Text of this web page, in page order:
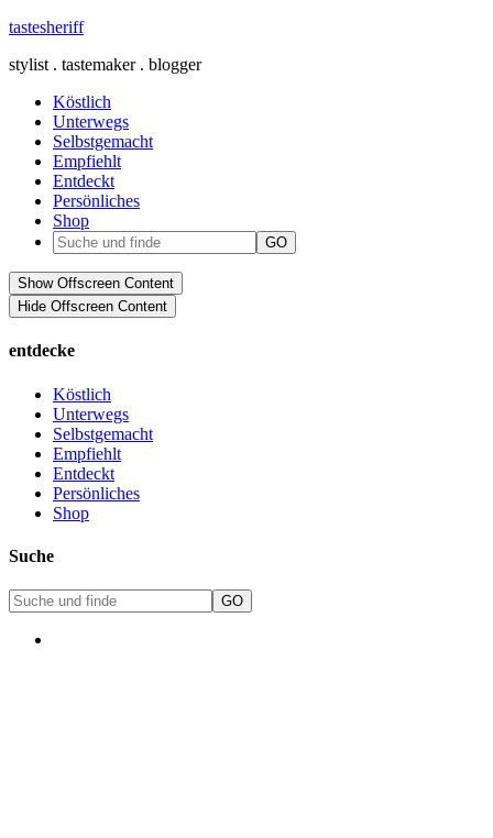
tastesheriff
stylist . tastemaker . blogger
Köstlich
Unterwegs
Selbstgemacht
Empfiehlt
Entdeckt
Persönliches
Shop
Show Offscreen Content
Hide Offscreen Content
entdecke
Köstlich
Unterwegs
Selbstgemacht
Empfiehlt
Entdeckt
Persönliches
Shop
Suche